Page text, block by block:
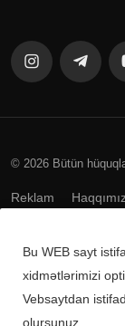
© 2026 Bütün
Reklam
Bu WEB sayt
xidmətlərimizi
Vebsaytdan
olursunuz.